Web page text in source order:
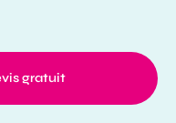
gratuit